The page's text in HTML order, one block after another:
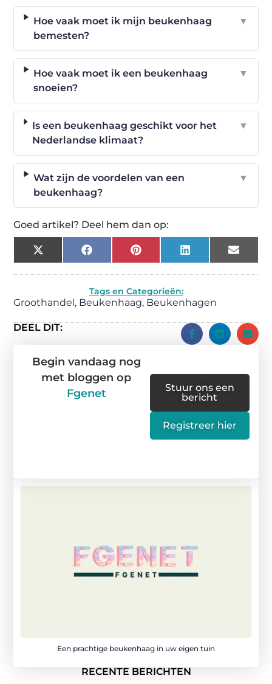
Hoe vaak moet ik mijn beukenhaag
bemesten?
▼
Hoe vaak moet ik een beukenhaag
snoeien?
▼
Is een beukenhaag geschikt voor het
Nederlandse klimaat?
▼
Wat zijn de voordelen van een
beukenhaag?
▼
Goed artikel? Deel hem dan op:
X
(Twitter)
FacebookPinterestLinkedIn Email
Tags en Categorieën:
Groothandel, Beukenhaag, Beukenhagen
DEEL DIT:
Een prachtige beukenhaag in uw eigen tuin
RECENTE BERICHTEN
Begin vandaag nog
met bloggen op
Fgenet
Stuur ons een
bericht
Registreer hier